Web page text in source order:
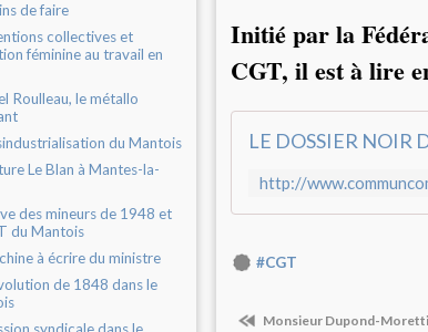
de faire
collectives et
féminine au travail en
Roulleau, le métallo
du Mantois
Le Blan à Mantes-la-
des mineurs de 1948 et
du Mantois
à écrire du ministre
de 1848 dans le
Initié par la
CGT, il est à lire
#CGT
Monsieur Dupond-